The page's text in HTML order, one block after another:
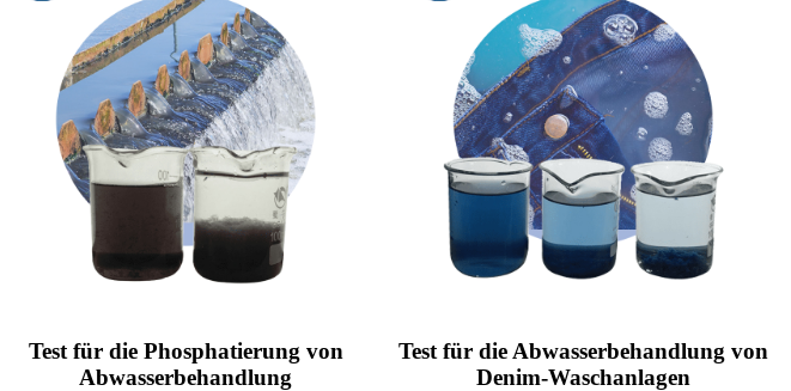
Test für die Phosphatierung von
Abwasserbehandlung
Test für die Abwasserbehandlung von
Denim-Waschanlagen